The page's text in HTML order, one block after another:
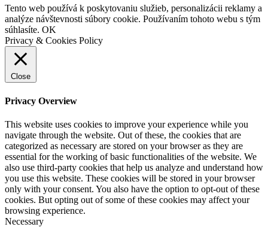
Tento web používá k poskytovaniu služieb, personalizácii reklamy a
analýze návštevnosti súbory cookie. Používaním tohoto webu s tým
súhlasíte. OK
Privacy & Cookies Policy
Close
Privacy Overview
This website uses cookies to improve your experience while you
navigate through the website. Out of these, the cookies that are
categorized as necessary are stored on your browser as they are
essential for the working of basic functionalities of the website. We
also use third-party cookies that help us analyze and understand how
you use this website. These cookies will be stored in your browser
only with your consent. You also have the option to opt-out of these
cookies. But opting out of some of these cookies may affect your
browsing experience.
Necessary